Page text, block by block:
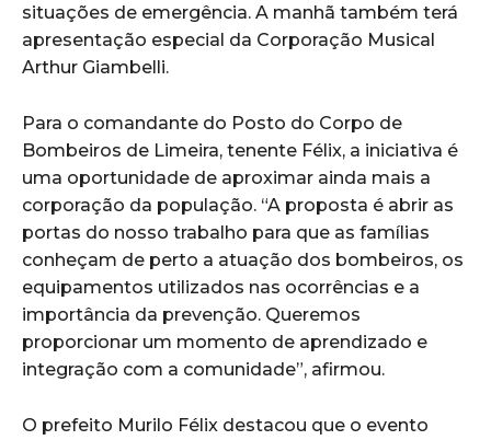
situações de emergência. A manhã também terá
apresentação especial da Corporação Musical
Arthur Giambelli.
Para o comandante do Posto do Corpo de
Bombeiros de Limeira, tenente Félix, a iniciativa é
uma oportunidade de aproximar ainda mais a
corporação da população. “A proposta é abrir as
portas do nosso trabalho para que as famílias
conheçam de perto a atuação dos bombeiros, os
equipamentos utilizados nas ocorrências e a
importância da prevenção. Queremos
proporcionar um momento de aprendizado e
integração com a comunidade”, afirmou.
O prefeito Murilo Félix destacou que o evento